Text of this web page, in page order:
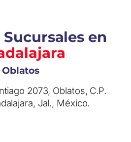
en
Oblatos
2073, Oblatos, C.P.
Jal., México.